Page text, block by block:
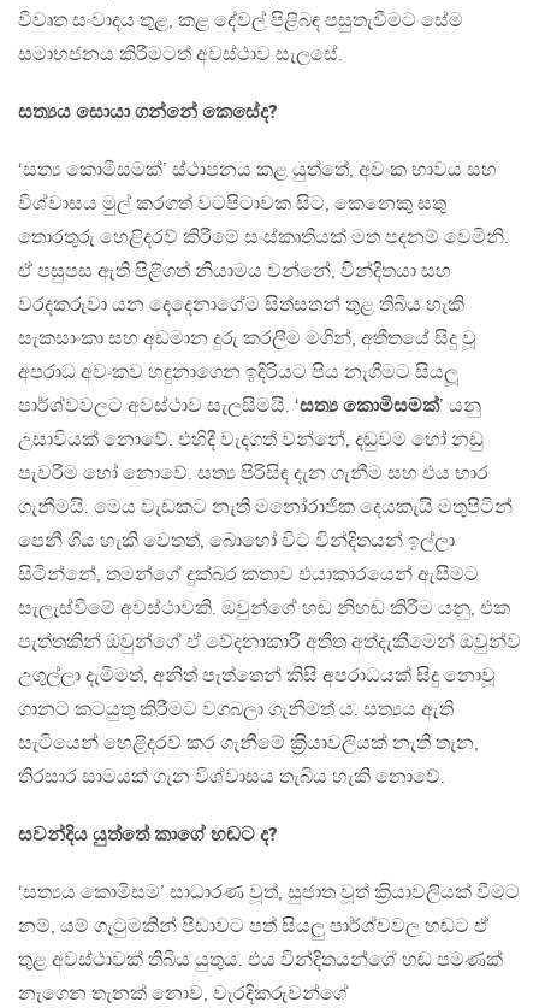
විවෘත සංවාදය තුළ, කළ දේවල් පිළිබඳ පසුතැවීමට සේම
සමාභජනය කිරීමටත් අවස්ථාව සැලසේ.
සත්‍යය සොයා ගන්නේ කෙසේද?
‘සත්‍ය කොමිසමක්’ ස්ථාපනය කළ යුත්තේ, අවංක භාවය සහ
විශ්වාසය මුල් කරගත් වටපිටාවක සිට, කෙනෙකු සතු
තොරතුරු හෙළිදරව් කිරීමේ සංස්කෘතියක් මත පදනම් වෙමිනි.
ඒ පසුපස ඇති පිළිගත් නියාමය වන්නේ, වින්දිතයා සහ
වරදකරුවා යන දෙදෙනාගේම සිත්සතන් තුළ තිබිය හැකි
සැකසාංකා සහ අඩමාන දුරු කරලීම මගින්, අතීතයේ සිදු වූ
අපරාධ අවංකව හඳුනාගෙන ඉදිරියට පිය නැගීමට සියලූ
පාර්ශ්වවලට අවස්ථාව සැලසීමයි. ‘සත්‍ය කොමිසමක්’ යනු
උසාවියක් නොවේ. එහිදී වැදගත් වන්නේ, දඬුවම හෝ නඩු
පැවරීම හෝ නොවේ. සත්‍ය පිරිසිඳ දැන ගැනීම සහ එය භාර
ගැනීමයි. මෙය වැඩකට නැති මනෝරාජික දෙයකැයි මතුපිටින්
පෙනී ගිය හැකි වෙතත්, බොහෝ විට වින්දිතයන් ඉල්ලා
සිටින්නේ, තමන්ගේ දුක්බර කතාව එයාකාරයෙන් ඇසීමට
සැලැස්වීමේ අවස්ථාවකි. ඔවුන්ගේ හඬ නිහඬ කිරීම යනු, එක
පැත්තකින් ඔවුන්ගේ ඒ වේදනාකාරී අතීත අත්දැකීමෙන් ඔවුන්ව
උගුල්ලා දැමීමත්, අනිත් පැත්තෙන් කිසි අපරාධයක් සිදු නොවූ
ගානට කටයුතු කිරීමට වගබලා ගැනීමත් ය. සත්‍යය ඇති
සැටියෙන් හෙළිදරව් කර ගැනීමේ ක‍්‍රියාවලියක් නැති තැන,
තිරසාර සාමයක් ගැන විශ්වාසය තැබිය හැකි නොවේ.
සවන්දිය යුත්තේ කාගේ හඬට ද?
‘සත්‍යය කොමිසම’ සාධාරණ වූත්, සුජාත වූත් ක‍්‍රියාවලියක් වීමට
නම්, යම් ගැටුමකින් පීඩාවට පත් සියලු පාර්ශ්වවල හඬට ඒ
තුළ අවස්ථාවක් තිබිය යුතුය. එය වින්දිතයන්ගේ හඬ පමණක්
නැගෙන තැනක් නොව, වැරදිකරුවන්ගේ